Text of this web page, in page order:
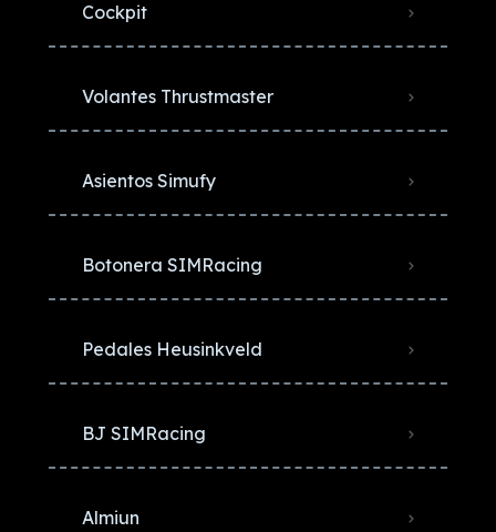
Cockpit
Volantes Thrustmaster
Asientos Simufy
Botonera SIMRacing
Pedales Heusinkveld
BJ SIMRacing
Almiun